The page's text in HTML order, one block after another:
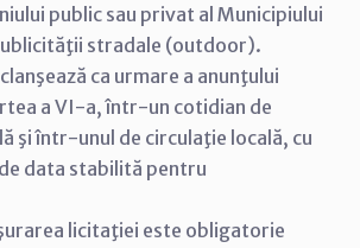
public sau privat al Municipiului
stradale (outdoor).
ca urmare a anunţului
a VI-a, într-un cotidian de
şi într-unul de circulaţie locală, cu
data stabilită pentru
licitaţiei este obligatorie